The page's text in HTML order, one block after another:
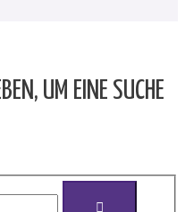
UM EINE SUCHE